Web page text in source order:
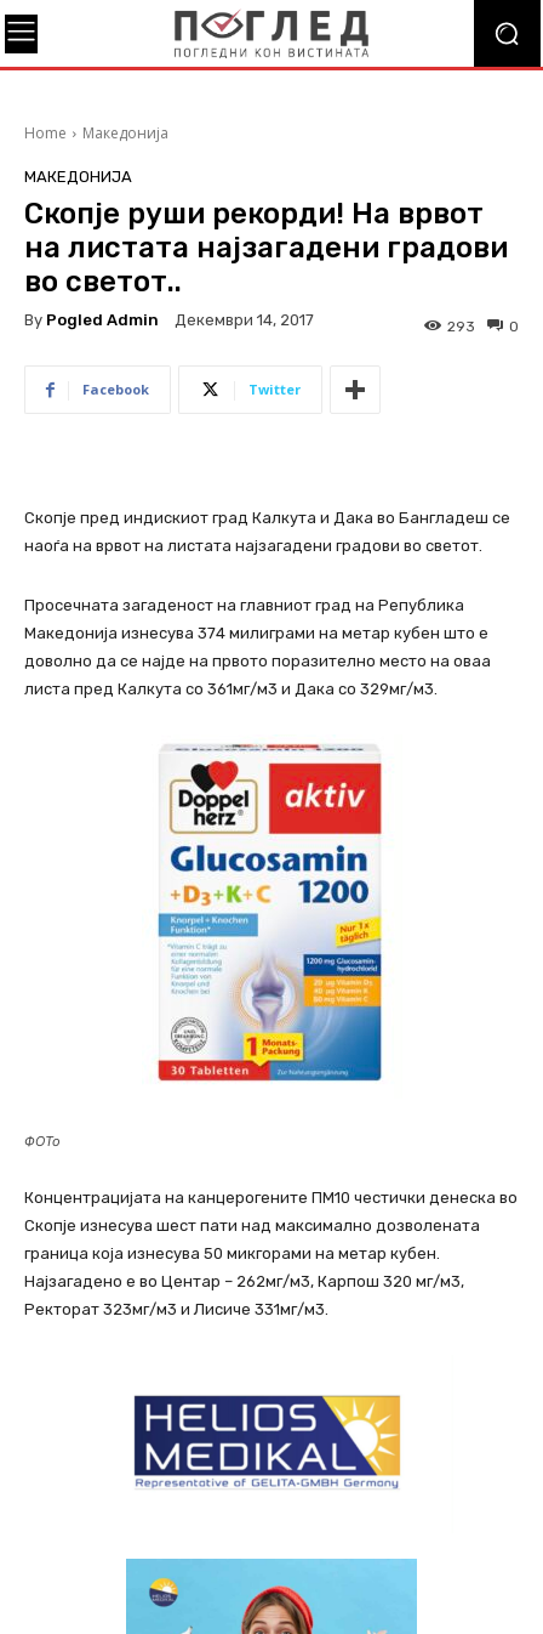
Home Македонија
МАКЕДОНИЈА
Скопје руши рекорди! На врвот
на листата најзагадени градови
во светот..
By Pogled Admin Декември 14, 2017 0
293
Facebook Twitter
Скопје пред индискиот град Калкута и Дака во Бангладеш се
наоѓа на врвот на листата најзагадени градови во светот.
Просечната загаденост на главниот град на Република
Македонија изнесува 374 милиграми на метар кубен што е
доволно да се најде на првото поразително место на оваа
листа пред Калкута со 361мг/м3 и Дака со 329мг/м3.
ФОТо
Концентрацијата на канцерогените ПМ10 честички денеска во
Скопје изнесува шест пати над максимално дозволената
граница која изнесува 50 микгорами на метар кубен.
Најзагадено е во Центар – 262мг/м3, Карпош 320 мг/м3,
Ректорат 323мг/м3 и Лисиче 331мг/м3.